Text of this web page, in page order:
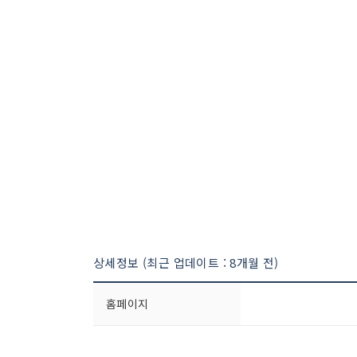
상세정보 (최근 업데이트 : 8개월 전)
홈페이지